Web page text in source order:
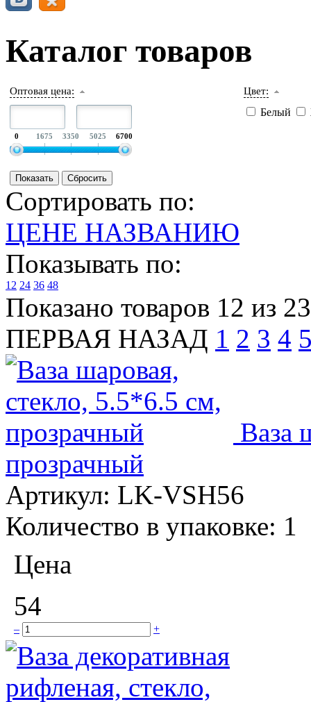
Каталог товаров
Оптовая цена:
0 1675 3350 5025 6700
Цвет:
Белый
Сортировать по:
ЦЕНЕ НАЗВАНИЮ
Показывать по:
12 24 36 48
Показано товаров 12 из
ПЕРВАЯ НАЗАД 1 2 3 4
Ваза
прозрачный
Артикул: LK-VSH56
Количество в упаковке: 1
Цена
54
– +